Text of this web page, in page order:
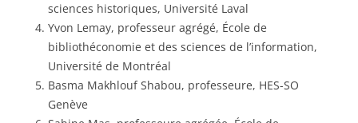
sciences historiques, Université Laval
Yvon Lemay, professeur agrégé, École de
bibliothéconomie et des sciences de l’information,
Université de Montréal
Basma Makhlouf Shabou, professeure, HES-SO
Genève